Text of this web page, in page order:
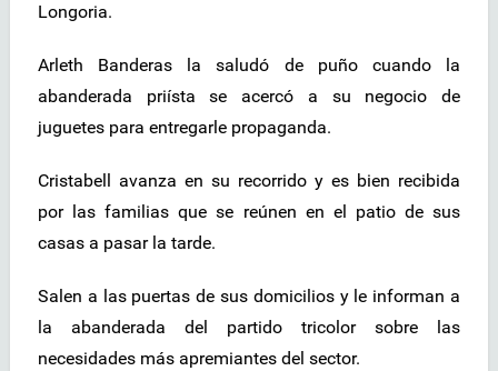
Longoria.
Arleth Banderas la saludó de puño cuando la
abanderada priísta se acercó a su negocio de
juguetes para entregarle propaganda.
Cristabell avanza en su recorrido y es bien recibida
por las familias que se reúnen en el patio de sus
casas a pasar la tarde.
Salen a las puertas de sus domicilios y le informan a
la abanderada del partido tricolor sobre las
necesidades más apremiantes del sector.